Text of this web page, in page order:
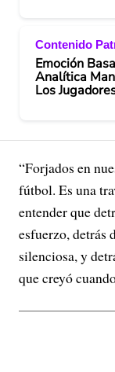
Contenido
Emoción
Analítica
Los
“Forjados en
fútbol. Es una
entender que
esfuerzo, detrás
silenciosa, y
que creyó